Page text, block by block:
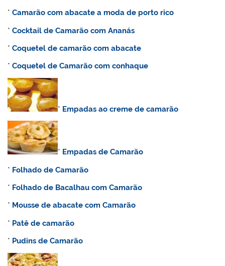
*Camarão com abacate a moda de porto rico
*Cocktail de Camarão com Ananás
*Coquetel de camarão com abacate
*Coquetel de Camarão com conhaque
* Empadas ao creme de camarão
* Empadas de Camarão
* Folhado de Camarão
* Folhado de Bacalhau com Camarão
* Mousse de abacate com Camarão
* Patê de camarão
* Pudins de Camarão